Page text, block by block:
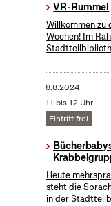
VR-Rummel
Willkommen zu
Wochen! Im
8.8.2024
11 bis 12 Uhr
Eintritt frei
Heute
steht die
in der